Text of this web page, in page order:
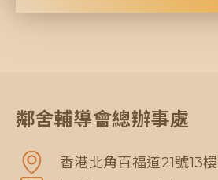
鄰舍輔導會總辦事處
香港北角百福道21號13樓